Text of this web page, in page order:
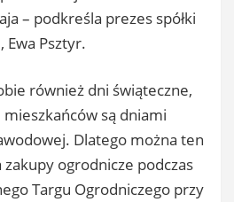
– podkreśla prezes spółki
Ewa Psztyr.
również dni świąteczne,
są dniami
Dlatego można ten
zakupy ogrodnicze podczas
Targu Ogrodniczego przy